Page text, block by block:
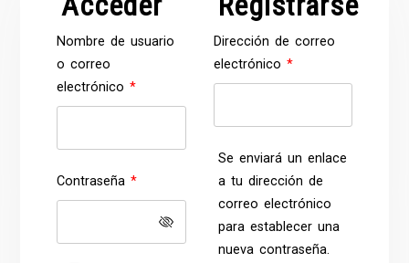
Nombre de usuario
o correo
electrónico*Obligatorio
Contraseña*Obligatorio
Dirección de correo
electrónico *Obligatorio
Se enviará un enlace
a tu dirección de
correo electrónico
para establecer una
nueva contraseña.